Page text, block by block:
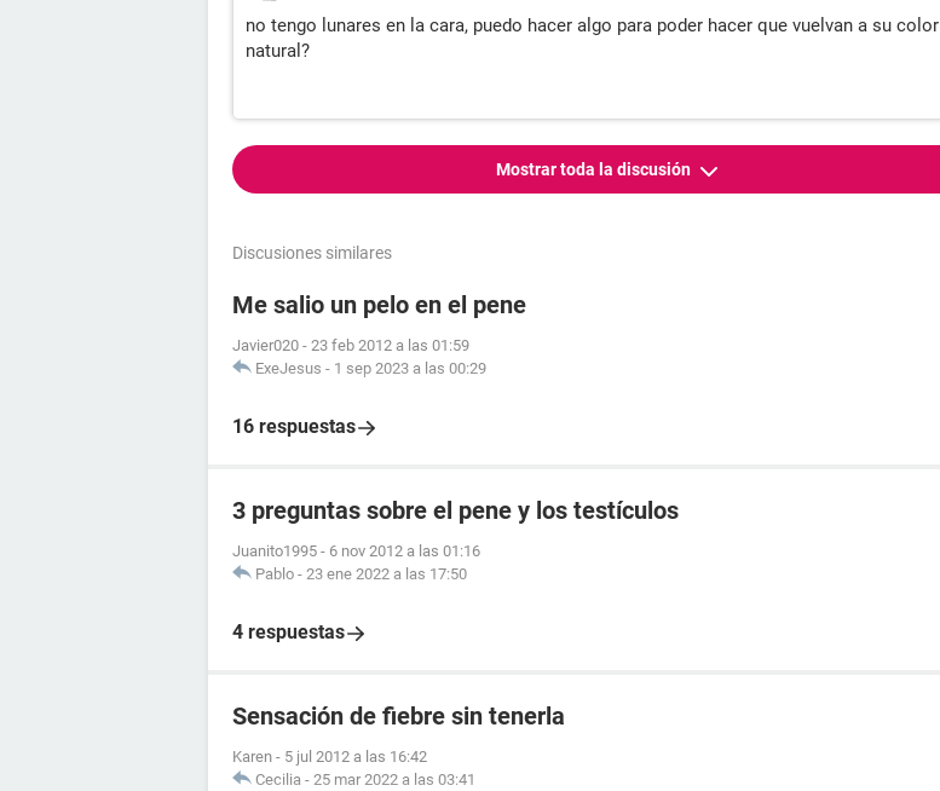
no tengo lunares en la cara, puedo hacer algo para poder hacer que vuelvan a su color
natural?
Mostrar toda la discusión
Discusiones similares
Me salio un pelo en el pene
Javier020 - 23 feb 2012 a las 01:59
ExeJesus - 1 sep 2023 a las 00:29
16 respuestas
3 preguntas sobre el pene y los testículos
Juanito1995 - 6 nov 2012 a las 01:16
Pablo - 23 ene 2022 a las 17:50
4 respuestas
Sensación de fiebre sin tenerla
Karen - 5 jul 2012 a las 16:42
Cecilia - 25 mar 2022 a las 03:41